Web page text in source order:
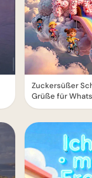
Zuckersüßer
Grüße für